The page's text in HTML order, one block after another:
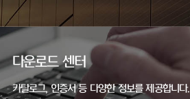
다운로드 센터
카탈로그, 인증서 등 다양한 정보를 제공합니다.